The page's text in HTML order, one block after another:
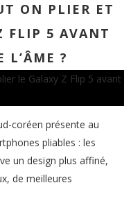
ON PLIER ET
FLIP 5 AVANT
L’ÂME ?
coréen présente au
pliables : les
un design plus affiné,
de meilleures